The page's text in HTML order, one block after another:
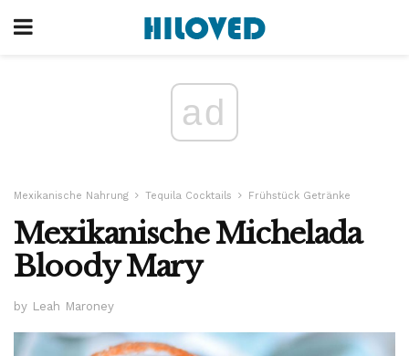
ad
Mexikanische Nahrung Tequila Cocktails Frühstück Getränke
Mexikanische Michelada
Bloody Mary
by Leah Maroney